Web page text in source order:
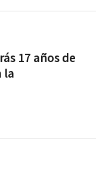
17 años de
la